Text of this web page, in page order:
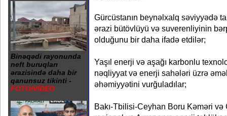
Binəqədi rayonunda
neft buruqları
ərazisində daha bir
qanunsuz tikinti -
FOTO/VİDEO
Gürcüstanın beynəlxalq səviyyədə
ərazi bütövlüyü və suverenliyinin
olduğunu bir daha ifadə etdilər;
Yaşıl enerji və aşağı karbonlu
nəqliyyat və enerji sahələri üzrə
əhəmiyyətini vurğuladılar;
Bakı-Tbilisi-Ceyhan Boru Kəməri